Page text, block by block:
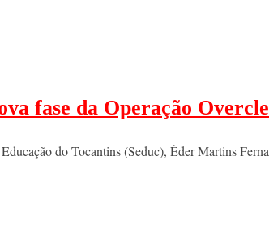
fase da Operação
do Tocantins (Seduc), Éder Martins